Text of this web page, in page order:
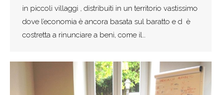
in piccoli villaggi , distribuiti in un territorio vastissimo
dove l’economia è ancora basata sul baratto e d è
costretta a rinunciare a beni, come il…